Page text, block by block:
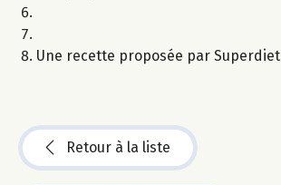
Une recette proposée par Superdiet
Retour à la liste